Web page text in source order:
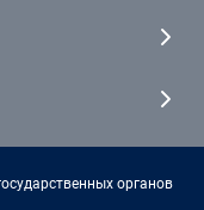
органов